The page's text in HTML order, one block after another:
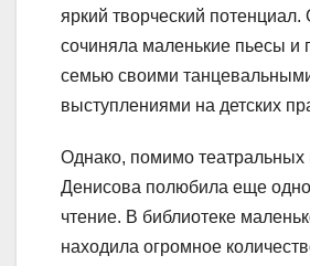
яркий творческий
сочиняла маленькие пьесы и
семью своими
выступлениями на детских
Однако, помимо театральных
Денисова полюбила еще
чтение. В библиотеке
находила огромное